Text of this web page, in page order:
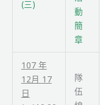
(三)
動
簡
章
107 年
12月 17
日
隊
伍